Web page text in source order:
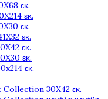
εκ.
εκ.
εκ.
εκ.
εκ.
εκ.
εκ.
Collection 30X42 εκ.